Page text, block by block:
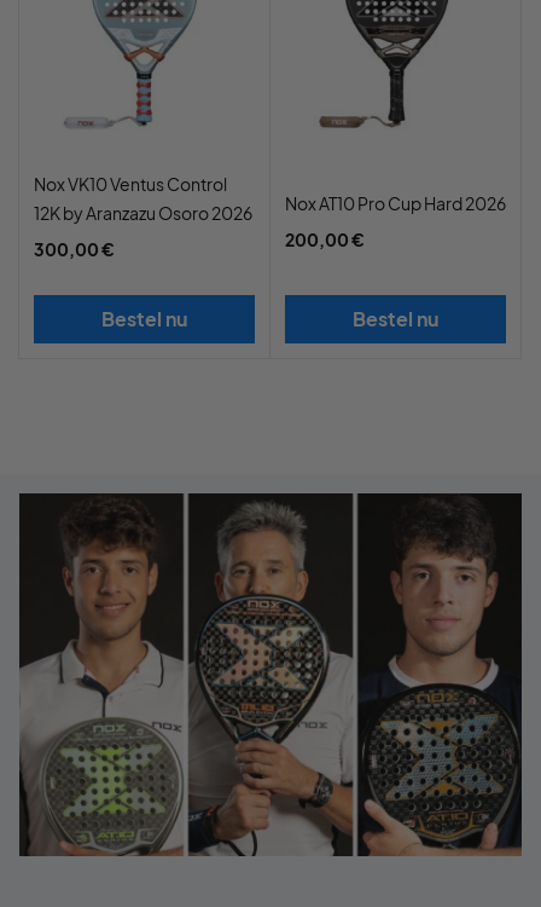
Nox VK10 Ventus Control
12K by Aranzazu Osoro 2026
300,00 €
Bestel nu
Nox AT10 Pro Cup Hard 2026
200,00 €
Bestel nu